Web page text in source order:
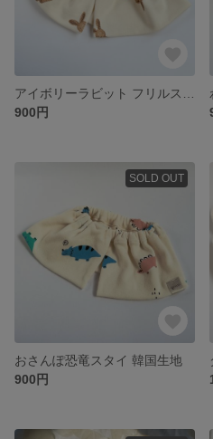
900円
SOLD OUT
おさんぽ恐竜スタイ 韓国生地
900円